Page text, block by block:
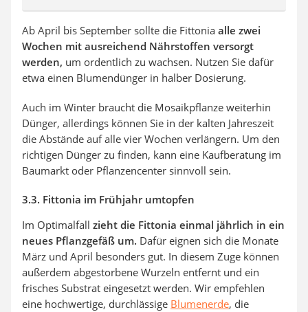
Ab April bis September sollte die Fittonia alle zwei
Wochen mit ausreichend Nährstoffen versorgt
werden, um ordentlich zu wachsen. Nutzen Sie dafür
etwa einen Blumendünger in halber Dosierung.
Auch im Winter braucht die Mosaikpflanze weiterhin
Dünger, allerdings können Sie in der kalten Jahreszeit
die Abstände auf alle vier Wochen verlängern. Um den
richtigen Dünger zu finden, kann eine Kaufberatung im
Baumarkt oder Pflanzencenter sinnvoll sein.
3.3. Fittonia im Frühjahr umtopfen
Im Optimalfall zieht die Fittonia einmal jährlich in ein
neues Pflanzgefäß um. Dafür eignen sich die Monate
März und April besonders gut. In diesem Zuge können
außerdem abgestorbene Wurzeln entfernt und ein
frisches Substrat eingesetzt werden. Wir empfehlen
eine hochwertige, durchlässige Blumenerde, die